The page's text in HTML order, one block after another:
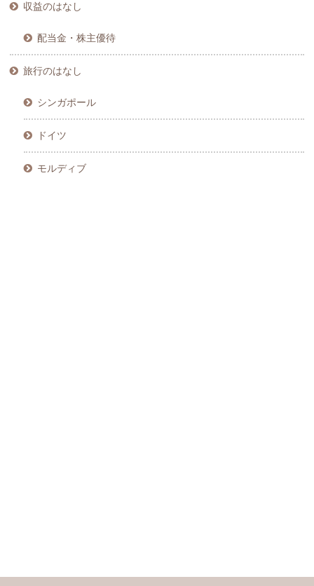
収益のはなし
配当金・株主優待
旅行のはなし
シンガポール
ドイツ
モルディブ